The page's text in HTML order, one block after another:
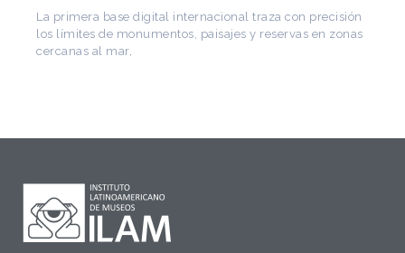
de Arquitectura Latinoamericana. Publicó más de